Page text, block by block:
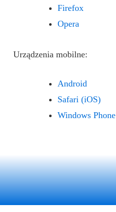
Firefox
Opera
Urządzenia mobilne:
Android
Safari (iOS)
Windows Phone